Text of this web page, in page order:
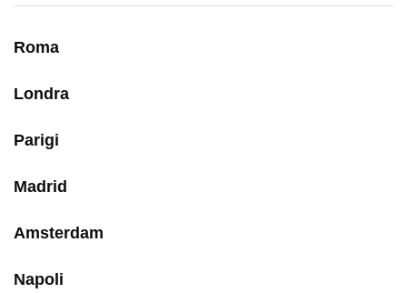
Roma
Londra
Parigi
Madrid
Amsterdam
Napoli